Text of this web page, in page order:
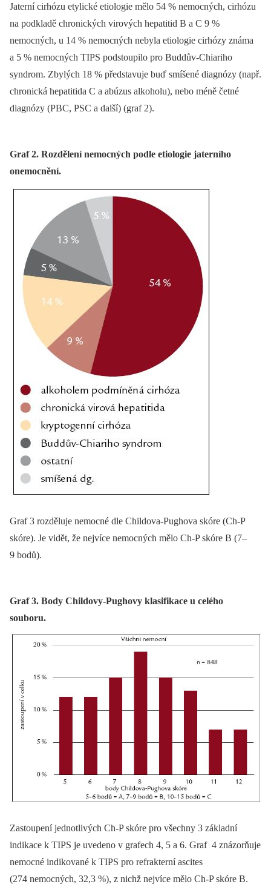
Jaterní cirhózu etylické etiologie mělo 54 % nemocných, cirhózu
na podkladě chronických virových hepatitid B a C 9 %
nemocných, u 14 % nemocných nebyla etiologie cirhózy známa
a 5 % nemocných TIPS podstoupilo pro Buddův-Chiariho
syndrom. Zbylých 18 % představuje buď smíšené diagnózy (např.
chronická hepatitida C a abúzus alkoholu), nebo méně četné
diagnózy (PBC, PSC a další) (graf 2).
Graf 2. Rozdělení nemocných podle etiologie jaterního
onemocnění.
Graf 3 rozděluje nemocné dle Childova-Pughova skóre (Ch-P
skóre). Je vidět, že nejvíce nemocných mělo Ch-P skóre B (7–
9 bodů).
Graf 3. Body Childovy-Pughovy klasifikace u celého
souboru.
Zastoupení jednotlivých Ch-P skóre pro všechny 3 základní
indikace k TIPS je uvedeno v grafech 4, 5 a 6. Graf 4 znázorňuje
nemocné indikované k TIPS pro refrakterní ascites
(274 nemocných, 32,3 %), z nichž nejvíce mělo Ch-P skóre B.